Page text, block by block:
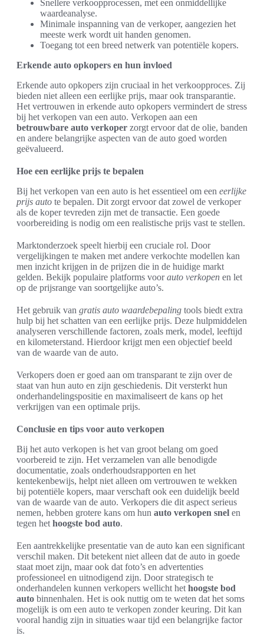
Snellere verkoopprocessen, met een onmiddellijke
waardeanalyse.
Minimale inspanning van de verkoper, aangezien het
meeste werk wordt uit handen genomen.
Toegang tot een breed netwerk van potentiële kopers.
Erkende auto opkopers en hun invloed
Erkende auto opkopers zijn cruciaal in het verkoopproces. Zij
bieden niet alleen een eerlijke prijs, maar ook transparantie.
Het vertrouwen in erkende auto opkopers vermindert de stress
bij het verkopen van een auto. Verkopen aan een
betrouwbare auto verkoper zorgt ervoor dat de olie, banden
en andere belangrijke aspecten van de auto goed worden
geëvalueerd.
Hoe een eerlijke prijs te bepalen
Bij het verkopen van een auto is het essentieel om een eerlijke
prijs auto te bepalen. Dit zorgt ervoor dat zowel de verkoper
als de koper tevreden zijn met de transactie. Een goede
voorbereiding is nodig om een realistische prijs vast te stellen.
Marktonderzoek speelt hierbij een cruciale rol. Door
vergelijkingen te maken met andere verkochte modellen kan
men inzicht krijgen in de prijzen die in de huidige markt
gelden. Bekijk populaire platforms voorauto verkopen en let
op de prijsrange van soortgelijke auto’s.
Het gebruik van gratis auto waardebepaling tools biedt extra
hulp bij het schatten van een eerlijke prijs. Deze hulpmiddelen
analyseren verschillende factoren, zoals merk, model, leeftijd
en kilometerstand. Hierdoor krijgt men een objectief beeld
van de waarde van de auto.
Verkopers doen er goed aan om transparant te zijn over de
staat van hun auto en zijn geschiedenis. Dit versterkt hun
onderhandelingspositie en maximaliseert de kans op het
verkrijgen van een optimale prijs.
Conclusie en tips voor auto verkopen
Bij het auto verkopen is het van groot belang om goed
voorbereid te zijn. Het verzamelen van alle benodigde
documentatie, zoals onderhoudsrapporten en het
kentekenbewijs, helpt niet alleen om vertrouwen te wekken
bij potentiële kopers, maar verschaft ook een duidelijk beeld
van de waarde van de auto. Verkopers die dit aspect serieus
nemen, hebben grotere kans om hun auto verkopen snel en
tegen het hoogste bod auto.
Een aantrekkelijke presentatie van de auto kan een significant
verschil maken. Dit betekent niet alleen dat de auto in goede
staat moet zijn, maar ook dat foto’s en advertenties
professioneel en uitnodigend zijn. Door strategisch te
onderhandelen kunnen verkopers wellicht het hoogste bod
auto binnenhalen. Het is ook nuttig om te weten dat het soms
mogelijk is om een auto te verkopen zonder keuring. Dit kan
vooral handig zijn in situaties waar tijd een belangrijke factor
is.